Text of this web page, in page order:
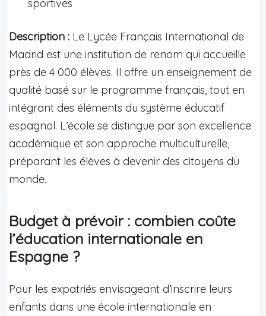
sportives
Description : Le Lycée Français International de
Madrid est une institution de renom qui accueille
près de 4 000 élèves. Il offre un enseignement de
qualité basé sur le programme français, tout en
intégrant des éléments du système éducatif
espagnol. L’école se distingue par son excellence
académique et son approche multiculturelle,
préparant les élèves à devenir des citoyens du
monde.
Budget à prévoir : combien coûte
l’éducation internationale en
Espagne ?
Pour les expatriés envisageant d’inscrire leurs
enfants dans une école internationale en